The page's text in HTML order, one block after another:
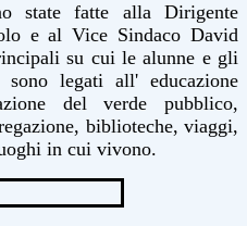
state fatte alla Dirigente
e al Vice Sindaco David
su cui le alunne e gli
legati all' educazione
del verde pubblico,
biblioteche, viaggi,
in cui vivono.